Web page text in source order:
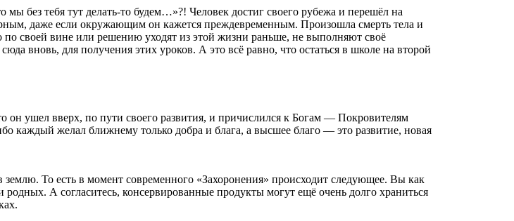
без тебя тут делать-то будем…»?! Человек достиг своего рубежа и перешёл на
даже если окружающим он кажется преждевременным. Произошла смерть тела и
своей вине или решению уходят из этой жизни раньше, не выполняют своё
вновь, для получения этих уроков. А это всё равно, что остаться в школе на второй
он ушел вверх, по пути своего развития, и причислился к Богам — Покровителям
каждый желал ближнему только добра и блага, а высшее благо — это развитие, новая
То есть в момент современного «Захоронения» происходит следующее. Вы как
А согласитесь, консервированные продукты могут ещё очень долго храниться